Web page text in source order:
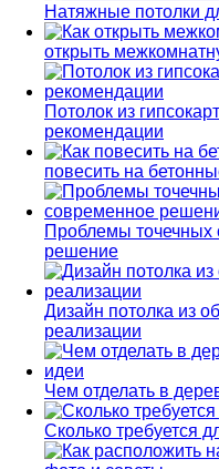
Натяжные потолки
открыть
Потолок из
рекомендации
повесить на
Проблемы точечных
решение
Дизайн потолка из
реализации
Чем отделать в
Сколько требуется